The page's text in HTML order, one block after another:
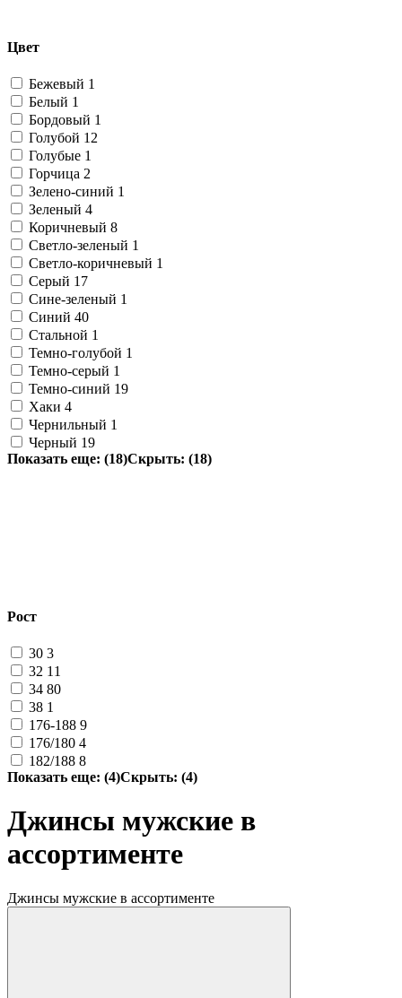
Цвет
Бежевый 1
Белый 1
Бордовый 1
Голубой 12
Голубые 1
Горчица 2
Зелено-синий 1
Зеленый 4
Коричневый 8
Светло-зеленый 1
Светло-коричневый 1
Серый 17
Сине-зеленый 1
Синий 40
Стальной 1
Темно-голубой 1
Темно-серый 1
Темно-синий 19
Хаки 4
Чернильный 1
Черный 19
Показать еще: (18)Скрыть: (18)
Рост
30 3
32 11
34 80
38 1
176-188 9
176/180 4
182/188 8
Показать еще: (4)Скрыть: (4)
Джинсы мужские в
ассортименте
Джинсы мужские в ассортименте